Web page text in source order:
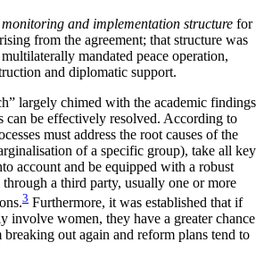
monitoring and implementation structure for
from the agreement; that structure was
mandated peace operation,
and diplomatic support.
largely chimed with the academic findings
can be effectively resolved. According to
must address the root causes of the
of a specific group), take all key
account and be equipped with a robust
a third party, usually one or more
3 Furthermore, it was established that if
involve women, they have a greater chance
out again and reform plans tend to